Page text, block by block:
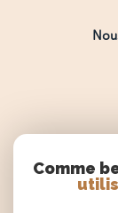
Comme